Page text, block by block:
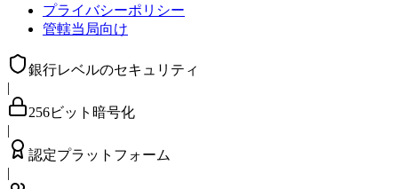
プライバシーポリシー
管轄当局向け
銀行レベルのセキュリティ
|
256ビット暗号化
|
認定プラットフォーム
|